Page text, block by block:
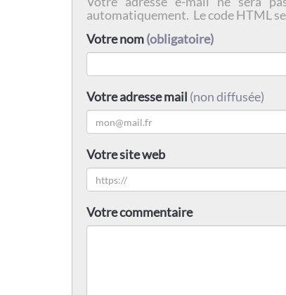
automatiquement. Le code HTML
Votre nom(obligatoire)
Votre adresse mail (non diffusée)
Votre site web
Votre commentaire